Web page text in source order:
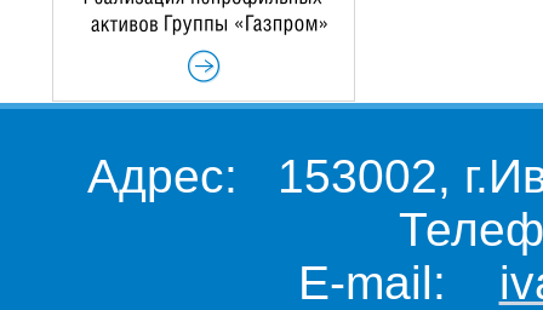
Адрес: 153002,
E-mail: